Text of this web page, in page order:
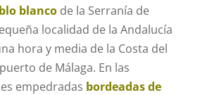
blancode la Serranía de
localidad de la Andalucía
hora y media de la Costa del
de Málaga. En las
empedradas bordeadas de